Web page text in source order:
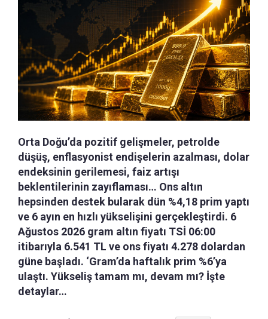
Orta Doğu’da pozitif gelişmeler, petrolde
düşüş, enflasyonist endişelerin azalması, dolar
endeksinin gerilemesi, faiz artışı
beklentilerinin zayıflaması… Ons altın
hepsinden destek bularak dün %4,18 prim yaptı
ve 6 ayın en hızlı yükselişini gerçekleştirdi. 6
Ağustos 2026 gram altın fiyatı TSİ 06:00
itibarıyla 6.541 TL ve ons fiyatı 4.278 dolardan
güne başladı. ‘Gram’da haftalık prim %6’ya
ulaştı. Yükseliş tamam mı, devam mı? İşte
detaylar…